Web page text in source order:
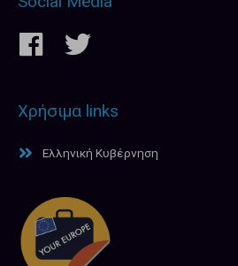
Χρήσιμα links
Ελληνική Κυβέρνηση